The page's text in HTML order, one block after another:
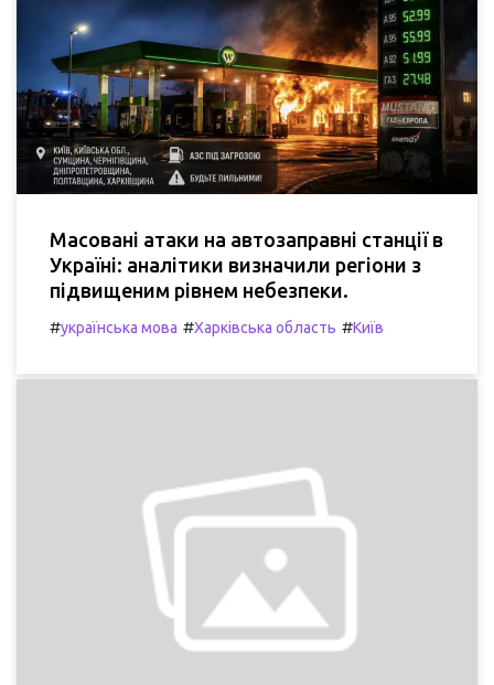
Масовані атаки на автозаправні станції в
Україні: аналітики визначили регіони з
підвищеним рівнем небезпеки.
#українська мова #Харківська область #Київ